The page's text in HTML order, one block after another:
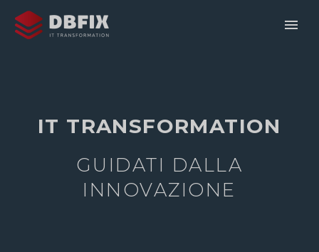
IT TRANSFORMATION
GUIDATI DALLA
INNOVAZIONE